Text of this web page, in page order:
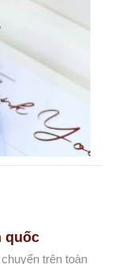
quốc
trên toàn